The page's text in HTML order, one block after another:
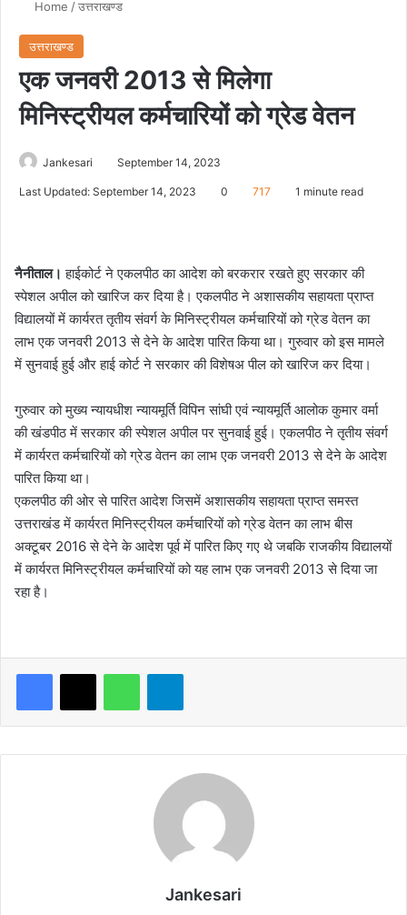
Home /उत्तराखण्ड
उत्तराखण्ड
एक जनवरी 2013 से मिलेगा
मिनिस्ट्रीयल कर्मचारियों को ग्रेड वेतन
Jankesari September 14, 2023
Last Updated: September 14, 2023 0 717 1 minute read
नैनीताल। हाईकोर्ट ने एकलपीठ का आदेश को बरकरार रखते हुए सरकार की
स्पेशल अपील को खारिज कर दिया है। एकलपीठ ने अशासकीय सहायता प्राप्त
विद्यालयों में कार्यरत तृतीय संवर्ग के मिनिस्ट्रीयल कर्मचारियों को ग्रेड वेतन का
लाभ एक जनवरी 2013 से देने के आदेश पारित किया था। गुरुवार को इस मामले
में सुनवाई हुई और हाई कोर्ट ने सरकार की विशेषअ पील को खारिज कर दिया।
गुरुवार को मुख्य न्यायधीश न्यायमूर्ति विपिन सांघी एवं न्यायमूर्ति आलोक कुमार वर्मा
की खंडपीठ में सरकार की स्पेशल अपील पर सुनवाई हुई। एकलपीठ ने तृतीय संवर्ग
में कार्यरत कर्मचारियों को ग्रेड वेतन का लाभ एक जनवरी 2013 से देने के आदेश
पारित किया था।
एकलपीठ की ओर से पारित आदेश जिसमें अशासकीय सहायता प्राप्त समस्त
उत्तराखंड में कार्यरत मिनिस्ट्रीयल कर्मचारियों को ग्रेड वेतन का लाभ बीस
अक्टूबर 2016 से देने के आदेश पूर्व में पारित किए गए थे जबकि राजकीय विद्यालयों
में कार्यरत मिनिस्ट्रीयल कर्मचारियों को यह लाभ एक जनवरी 2013 से दिया जा
रहा है।
Jankesari